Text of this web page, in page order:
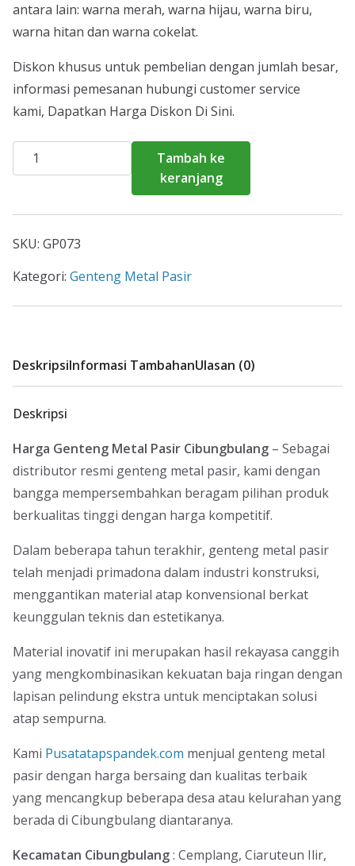
antara lain: warna merah, warna hijau, warna biru,
warna hitan dan warna cokelat.
Diskon khusus untuk pembelian dengan jumlah besar,
informasi pemesanan hubungi customer service
kami, Dapatkan Harga Diskon Di Sini.
Kuantitas
Harga
Cibungbulang
2026
Tambah ke
keranjang
SKU: GP073
Kategori: Genteng Metal Pasir
DeskripsiInformasi TambahanUlasan (0)
Deskripsi
Harga Genteng Metal Pasir Cibungbulang – Sebagai
distributor resmi genteng metal pasir, kami dengan
bangga mempersembahkan beragam pilihan produk
berkualitas tinggi dengan harga kompetitif.
Dalam beberapa tahun terakhir, genteng metal pasir
telah menjadi primadona dalam industri konstruksi,
menggantikan material atap konvensional berkat
keunggulan teknis dan estetikanya.
Material inovatif ini merupakan hasil rekayasa canggih
yang mengkombinasikan kekuatan baja ringan dengan
lapisan pelindung ekstra untuk menciptakan solusi
atap sempurna.
Kami Pusatatapspandek.com menjual genteng metal
pasir dengan harga bersaing dan kualitas terbaik
yang mencangkup beberapa desa atau kelurahan yang
berada di Cibungbulang diantaranya.
Kecamatan Cibungbulang: Cemplang, Ciaruteun Ilir,